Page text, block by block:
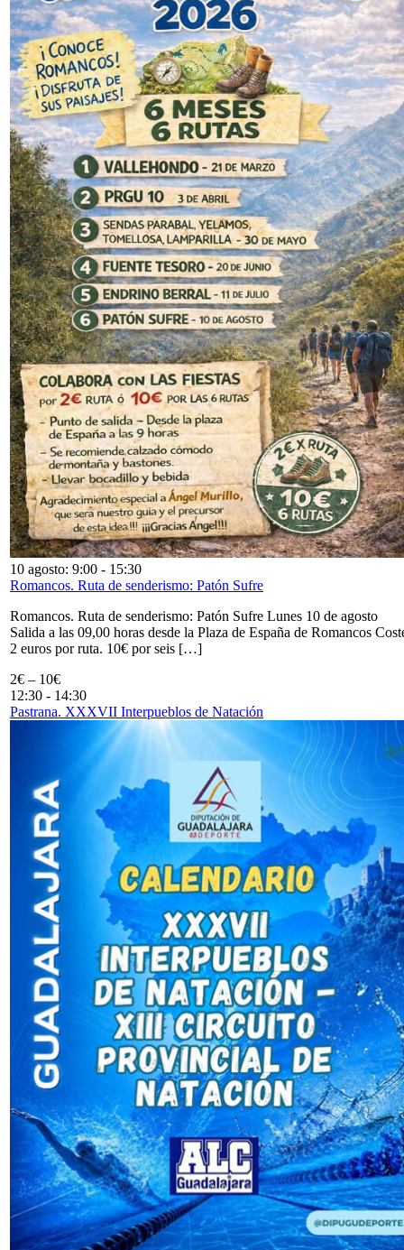
10 agosto: 9:00 - 15:30
Romancos. Ruta de senderismo: Patón Sufre
Romancos. Ruta de senderismo: Patón Sufre Lunes 10 de agosto
Salida a las 09,00 horas desde la Plaza de España de Romancos
2 euros por ruta. 10€ por seis […]
2€ – 10€
12:30 - 14:30
Pastrana. XXXVII Interpueblos de Natación